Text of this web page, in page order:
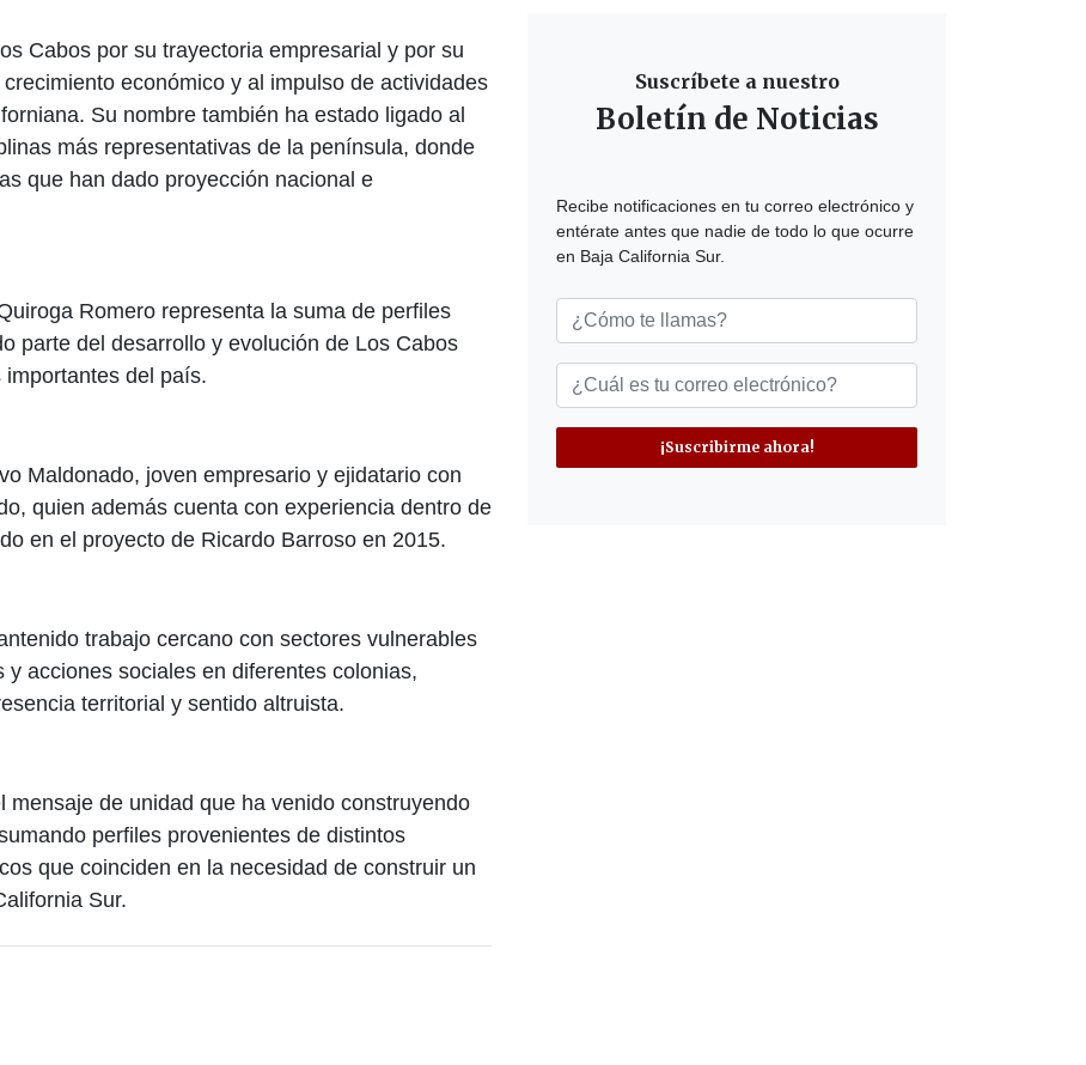
Cabos por su trayectoria empresarial y por su
económico y al impulso de actividades
Su nombre también ha estado ligado al
más representativas de la península, donde
que han dado proyección nacional e
Romero representa la suma de perfiles
parte del desarrollo y evolución de Los Cabos
del país.
Maldonado, joven empresario y ejidatario con
quien además cuenta con experiencia dentro de
en el proyecto de Ricardo Barroso en 2015.
trabajo cercano con sectores vulnerables
acciones sociales en diferentes colonias,
territorial y sentido altruista.
de unidad que ha venido construyendo
perfiles provenientes de distintos
que coinciden en la necesidad de construir un
Sur.
Suscríbete a nuestro
Boletín de Noticias
Recibe notificaciones en tu correo electrónico y
entérate antes que nadie de todo lo que ocurre
en Baja California Sur.
¡Suscribirme ahora!